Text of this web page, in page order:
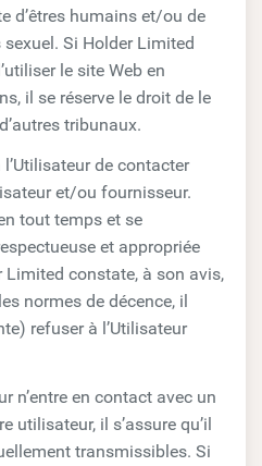
d’êtres humains et/ou de
Si Holder Limited
le site Web en
il se réserve le droit de le
tribunaux.
de contacter
et/ou fournisseur.
tout temps et se
et appropriée
Limited constate, à son avis,
normes de décence, il
refuser à l’Utilisateur
n’entre en contact avec un
utilisateur, il s’assure qu’il
transmissibles. Si